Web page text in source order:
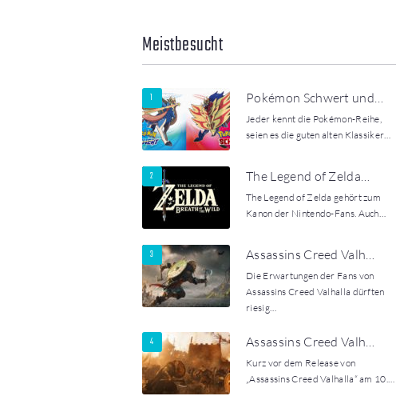
Meistbesucht
Pokémon Schwert und…
Jeder kennt die Pokémon-Reihe,
seien es die guten alten Klassiker…
The Legend of Zelda…
The Legend of Zelda gehört zum
Kanon der Nintendo-Fans. Auch…
Assassins Creed Valh…
Die Erwartungen der Fans von
Assassins Creed Valhalla dürften
riesig…
Assassins Creed Valh…
Kurz vor dem Release von
„Assassins Creed Valhalla“ am 10.…